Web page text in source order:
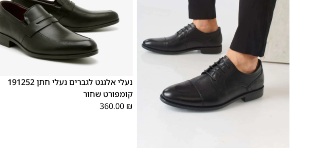
נעלי אלגנט לגברים נעלי חתן 191252
קומפורט שחור
360.00 ₪